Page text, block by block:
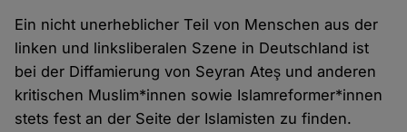
Ein nicht unerheblicher Teil von Menschen aus der
linken und linksliberalen Szene in Deutschland ist
bei der Diffamierung von Seyran Ateş und anderen
kritischen Muslim*innen sowie Islamreformer*innen
stets fest an der Seite der Islamisten zu finden.